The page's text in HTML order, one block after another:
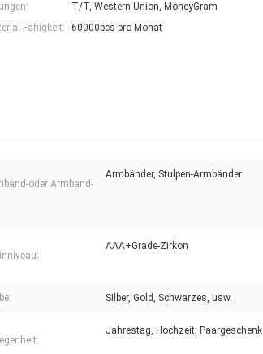
T/T, Western Union, MoneyGram
Fähigkeit:
60000pcs pro Monat
oder Armband-
Armbänder, Stulpen-Armbänder
AAA+Grade-Zirkon
Silber, Gold, Schwarzes, usw.
Jahrestag, Hochzeit, Paargeschenk